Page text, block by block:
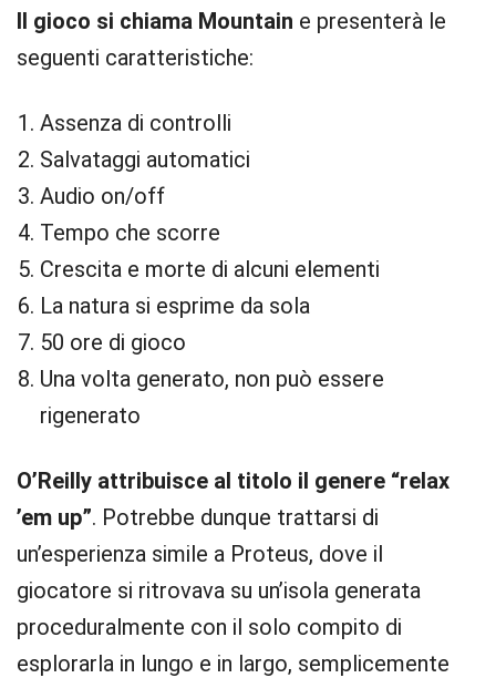
Il gioco si chiama Mountain e presenterà le
seguenti caratteristiche:
Assenza di controlli
Salvataggi automatici
Audio on/off
Tempo che scorre
Crescita e morte di alcuni elementi
La natura si esprime da sola
50 ore di gioco
Una volta generato, non può essere
rigenerato
O’Reilly attribuisce al titolo il genere “relax
’em up”. Potrebbe dunque trattarsi di
un’esperienza simile a Proteus, dove il
giocatore si ritrovava su un’isola generata
proceduralmente con il solo compito di
esplorarla in lungo e in largo, semplicemente